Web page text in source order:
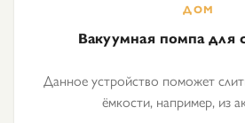
Вакуумная помпа для
Данное устройство поможет
ёмкости, например, из